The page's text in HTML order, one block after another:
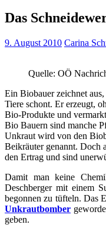
Das
9. August 2010 Carina
Quelle: OÖ
Ein Biobauer zeichnet
Tiere schont. Er erzeugt,
Bio-Produkte und
Bio Bauern sind manche
Unkraut wird von den
Beikräuter genannt. Doch
den Ertrag und sind
Damit man keine
Deschberger mit einem
begonnen zu tüfteln. Das
Unkrautbomber
geben.